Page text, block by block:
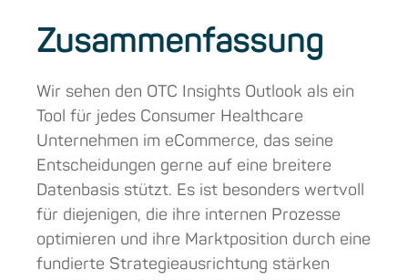
Zusammenfassung
Wir sehen den OTC Insights Outlook als ein
Tool für jedes Consumer Healthcare
Unternehmen im eCommerce, das seine
Entscheidungen gerne auf eine breitere
Datenbasis stützt. Es ist besonders wertvoll
für diejenigen, die ihre internen Prozesse
optimieren und ihre Marktposition durch eine
fundierte Strategieausrichtung stärken